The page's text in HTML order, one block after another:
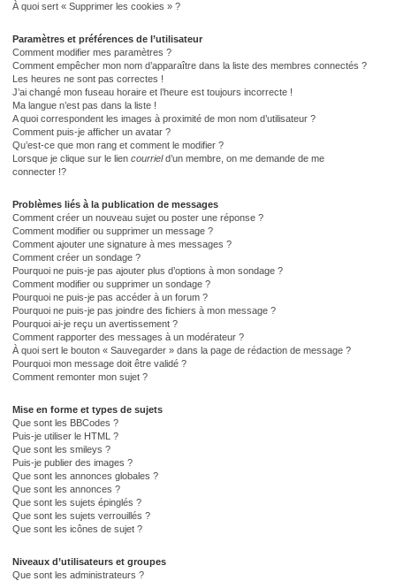
À quoi sert « Supprimer les cookies » ?
Paramètres et préférences de l’utilisateur
Comment modifier mes paramètres ?
Comment empêcher mon nom d’apparaître dans la liste des membres connectés ?
Les heures ne sont pas correctes !
J’ai changé mon fuseau horaire et l’heure est toujours incorrecte !
Ma langue n’est pas dans la liste !
A quoi correspondent les images à proximité de mon nom d’utilisateur ?
Comment puis-je afficher un avatar ?
Qu’est-ce que mon rang et comment le modifier ?
Lorsque je clique sur le lien courrield’un membre, on me demande de me
connecter !?
Problèmes liés à la publication de messages
Comment créer un nouveau sujet ou poster une réponse ?
Comment modifier ou supprimer un message ?
Comment ajouter une signature à mes messages ?
Comment créer un sondage ?
Pourquoi ne puis-je pas ajouter plus d’options à mon sondage ?
Comment modifier ou supprimer un sondage ?
Pourquoi ne puis-je pas accéder à un forum ?
Pourquoi ne puis-je pas joindre des fichiers à mon message ?
Pourquoi ai-je reçu un avertissement ?
Comment rapporter des messages à un modérateur ?
À quoi sert le bouton « Sauvegarder » dans la page de rédaction de message ?
Pourquoi mon message doit être validé ?
Comment remonter mon sujet ?
Mise en forme et types de sujets
Que sont les BBCodes ?
Puis-je utiliser le HTML ?
Que sont les smileys ?
Puis-je publier des images ?
Que sont les annonces globales ?
Que sont les annonces ?
Que sont les sujets épinglés ?
Que sont les sujets verrouillés ?
Que sont les icônes de sujet ?
Niveaux d’utilisateurs et groupes
Que sont les administrateurs ?